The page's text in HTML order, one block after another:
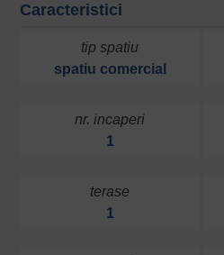
Caracteristici
tip spatiu
spatiu comercial
nr. incaperi
1
terase
1